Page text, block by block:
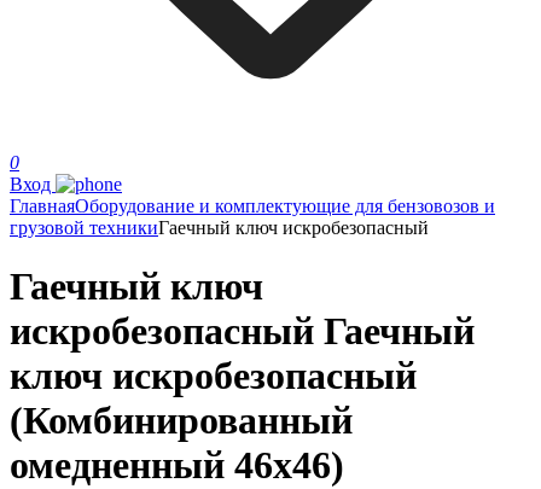
0
Вход
ГлавнаяОборудование и комплектующие для бензовозов и
грузовой техникиГаечный ключ искробезопасный
Гаечный ключ
искробезопасный Гаечный
ключ искробезопасный
(Комбинированный
омедненный 46х46)